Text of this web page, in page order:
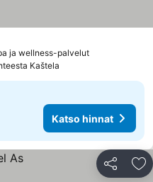
ja wellness-palvelut
Kaštela
Katso hinnat
Jaa